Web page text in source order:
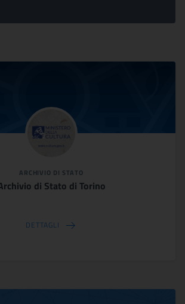
ARCHIVIO DI STATO
di Stato di Torino
DETTAGLI